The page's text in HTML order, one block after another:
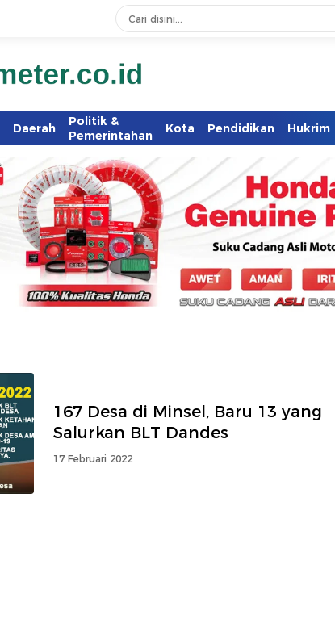
Utara
Daerah
Politik &
Pemerintahan
Kota Pendidikan Hukrim
167 Desa di Minsel, Baru 13 yang
Salurkan BLT Dandes
17 Februari 2022